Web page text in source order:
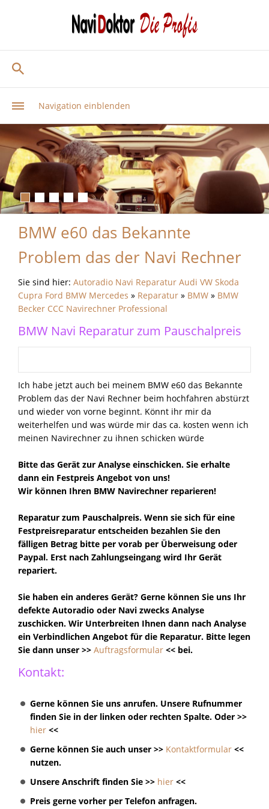
Navigation einblenden
BMW e60 das Bekannte
Problem das der Navi Rechner
Sie sind hier: Autoradio Navi Reparatur Audi VW Skoda
Cupra Ford BMW Mercedes » Reparatur » BMW » BMW
Becker CCC Navirechner Professional
BMW Navi Reparatur zum Pauschalpreis
Ich habe jetzt auch bei meinem BMW e60 das Bekannte
Problem das der Navi Rechner beim hochfahren abstürzt
und wieder von vorne beginnt. Könnt ihr mir da
weiterhelfen und was würde mir das ca. kosten wenn ich
meinen Navirechner zu ihnen schicken würde
Bitte das Gerät zur Analyse einschicken. Sie erhalte
dann ein Festpreis Angebot von uns!
Wir können Ihren BMW Navirechner reparieren!
Reparatur zum Pauschalpreis. Wenn sie sich für eine
Festpreisreparatur entscheiden bezahlen Sie den
fälligen Betrag bitte per vorab per Überweisung oder
Paypal. Erst nach Zahlungseingang wird Ihr Gerät
repariert.
Sie haben ein anderes Gerät? Gerne können Sie uns Ihr
defekte Autoradio oder Navi zwecks Analyse
zuschicken. Wir Unterbreiten Ihnen dann nach Analyse
ein Verbindlichen Angebot für die Reparatur. Bitte legen
Sie dann unser >> Auftragsformular << bei.
Kontakt:
Gerne können Sie uns anrufen. Unsere Rufnummer
finden Sie in der linken oder rechten Spalte. Oder >>
hier <<
Gerne können Sie auch unser >> Kontaktformular <<
nutzen.
Unsere Anschrift finden Sie >> hier <<
Preis gerne vorher per Telefon anfragen.